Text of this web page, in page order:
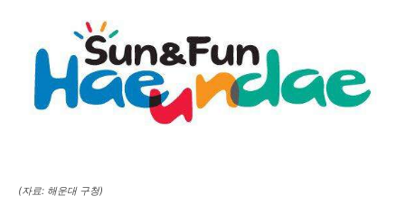
(자료: 해운대 구청)